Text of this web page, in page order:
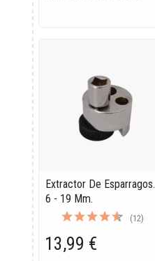
Extractor De Esparragos.
6 - 19 Mm.
(12)
13,99 €